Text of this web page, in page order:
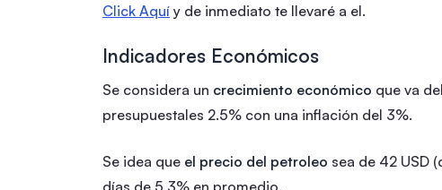
Click Aquí y de inmediato te llevaré a el.
Indicadores Económicos
Se considera un crecimiento económico que va
presupuestales 2.5% con una inflación del 3%.
Se idea que el precio del petroleo sea de 42 USD
días de 5.3% en promedio.